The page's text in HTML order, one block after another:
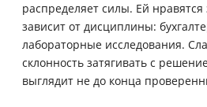
распределяет силы. Ей нравятся
зависит от дисциплины:
лабораторные исследования.
склонность затягивать с
выглядит не до конца